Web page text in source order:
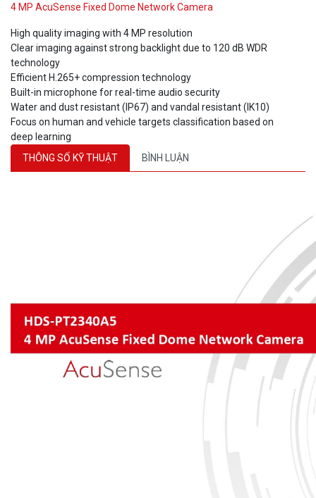
4 MP AcuSense Fixed Dome Network Camera
High quality imaging with 4 MP resolution
Clear imaging against strong backlight due to 120 dB WDR
technology
Efficient H.265+ compression technology
Built-in microphone for real-time audio security
Water and dust resistant (IP67) and vandal resistant (IK10)
Focus on human and vehicle targets classification based on
deep learning
THÔNG SỐ KỸ THUẬT
BÌNH LUẬN